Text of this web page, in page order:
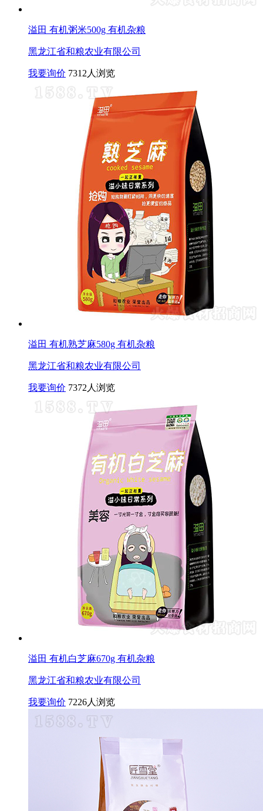
溢田 有机粥米500g 有机杂粮
黑龙江省和粮农业有限公司
我要询价 7312人浏览
溢田 有机熟芝麻580g 有机杂粮
黑龙江省和粮农业有限公司
我要询价 7372人浏览
溢田 有机白芝麻670g 有机杂粮
黑龙江省和粮农业有限公司
我要询价 7226人浏览